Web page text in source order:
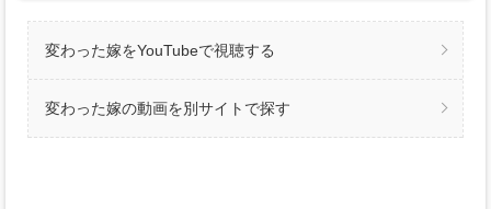
変わった嫁をYouTubeで視聴する
変わった嫁の動画を別サイトで探す